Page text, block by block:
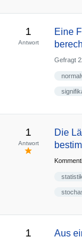
1
Antwort
Eine
Gefragt
1
Antwort
Die
statistik
1 Aus